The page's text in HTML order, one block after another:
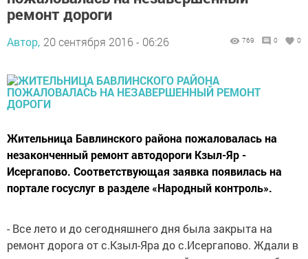
ремонт дороги
Автор, 20 сентября 2016 - 06:26 769 0 0
Жительница Бавлинского района пожаловалась на
незаконченный ремонт автодороги Кзыл-Яр -
Исергапово. Соответствующая заявка появилась на
портале госуслуг в разделе «Народный контроль».
- Все лето и до сегодняшнего дня была закрыта на
ремонт дорога от с.Кзыл-Яра до с.Исергапово. Ждали в